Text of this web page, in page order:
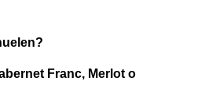
Franc, Merlot o